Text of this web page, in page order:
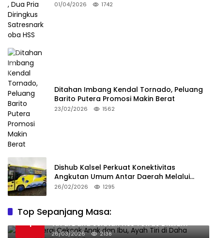
Satresnarkoba HSS
01/04/2026 1742
Ditahan Imbang Kendal Tornado, Peluang
Barito Putera Promosi Makin Berat
23/02/2026 1562
Dishub Kalsel Perkuat Konektivitas
Angkutan Umum Antar Daerah Melalui
Integritas
26/02/2026 1295
Top Sepanjang Masa:
1
Niat Melerai Cekcok Anak dan Ibu, Ayah
Tiri di Daha Selatan HSS Tewas Ditikam
26/03/2026 2138